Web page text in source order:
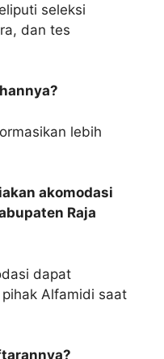
seleksi
dan tes
lebih
akomodasi
Raja
dapat
Alfamidi saat